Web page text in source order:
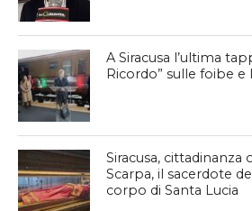
A Siracusa l’ultima
Ricordo” sulle foibe e
Siracusa, cittadinanza
Scarpa, il sacerdote
corpo di Santa Lucia